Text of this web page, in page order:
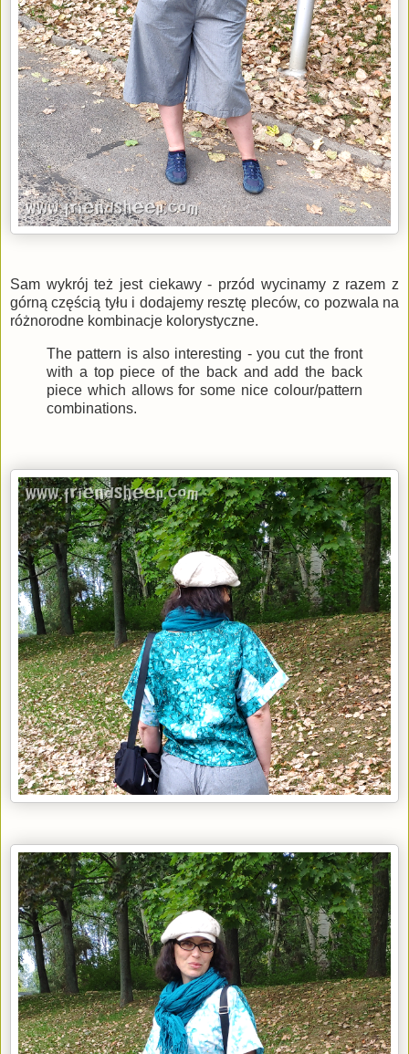
Sam wykrój też jest ciekawy - przód wycinamy z razem z
górną częścią tyłu i dodajemy resztę pleców, co pozwala na
różnorodne kombinacje kolorystyczne.
The pattern is also interesting - you cut the front
with a top piece of the back and add the back
piece which allows for some nice colour/pattern
combinations.